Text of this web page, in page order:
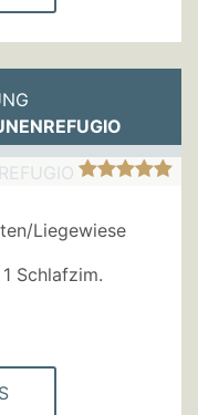
1 Schlafzim.